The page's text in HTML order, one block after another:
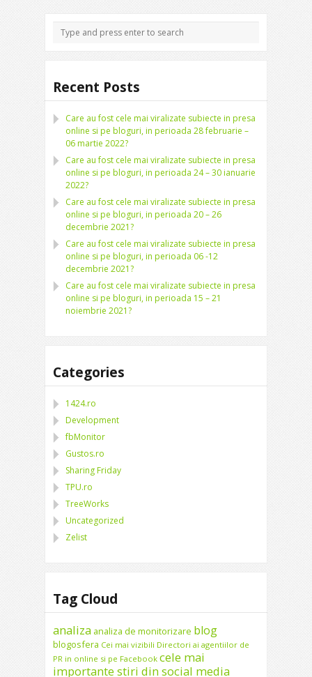
Recent Posts
Care au fost cele mai viralizate subiecte in presa
online si pe bloguri, in perioada 28 februarie –
06 martie 2022?
Care au fost cele mai viralizate subiecte in presa
online si pe bloguri, in perioada 24 – 30 ianuarie
2022?
Care au fost cele mai viralizate subiecte in presa
online si pe bloguri, in perioada 20 – 26
decembrie 2021?
Care au fost cele mai viralizate subiecte in presa
online si pe bloguri, in perioada 06 -12
decembrie 2021?
Care au fost cele mai viralizate subiecte in presa
online si pe bloguri, in perioada 15 – 21
noiembrie 2021?
Categories
1424.ro
Development
fbMonitor
Gustos.ro
Sharing Friday
TPU.ro
TreeWorks
Uncategorized
Zelist
Tag Cloud
analiza analiza de monitorizare blog
blogosfera Cei mai vizibili Directori ai agentiilor de
PR in online si pe Facebook cele mai
importante stiri din social media